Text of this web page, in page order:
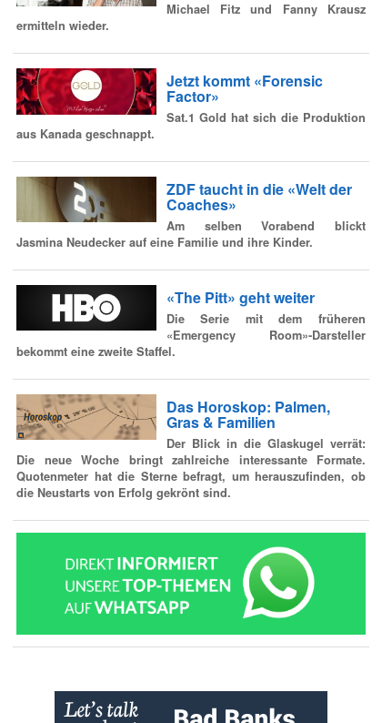
Michael Fitz und Fanny Krausz
ermitteln wieder.
Jetzt kommt «Forensic
Factor»
Sat.1 Gold hat sich die Produktion
aus Kanada geschnappt.
ZDF taucht in die «Welt der
Coaches»
Am selben Vorabend blickt
Jasmina Neudecker auf eine Familie und ihre Kinder.
«The Pitt» geht weiter
Die Serie mit dem früheren
«Emergency Room»-Darsteller
bekommt eine zweite Staffel.
Das Horoskop: Palmen,
Gras & Familien
Der Blick in die Glaskugel verrät:
Die neue Woche bringt zahlreiche interessante Formate.
Quotenmeter hat die Sterne befragt, um herauszufinden, ob
die Neustarts von Erfolg gekrönt sind.